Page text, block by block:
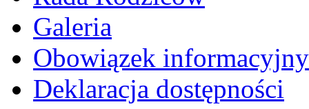
Galeria
Obowiązek informacyjny
Deklaracja dostępności